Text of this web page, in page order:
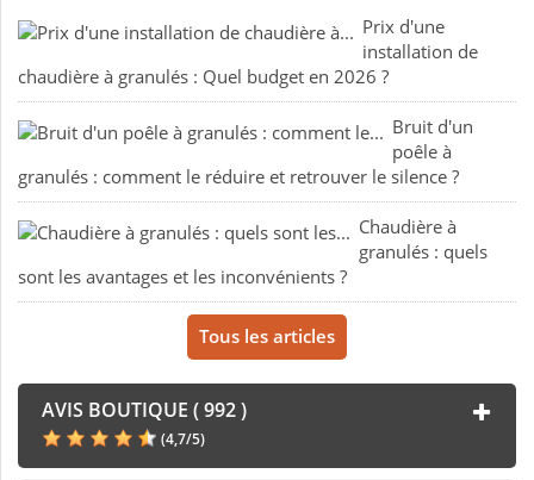
Prix d'une
installation de
chaudière à granulés : Quel budget en 2026 ?
Bruit d'un
poêle à
granulés : comment le réduire et retrouver le silence ?
Chaudière à
granulés : quels
sont les avantages et les inconvénients ?
Tous les articles
AVIS BOUTIQUE ( 992 )
(4,7/5)